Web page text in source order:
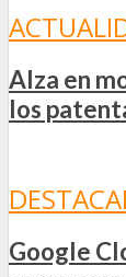
Alza en
los
Google